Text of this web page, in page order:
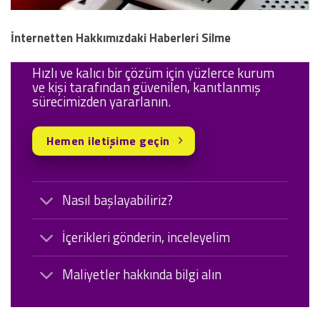
İnternetten Hakkımızdaki Haberleri Silme
Nasıl başlayabiliriz?
İçerikleri gönderin, inceleyelim
Maliyetler hakkında bilgi alın
Hızlı ve kalıcı bir çözüm için yüzlerce kurum
ve kişi tarafından güvenilen, kanıtlanmış
sürecimizden yararlanın.
Hemen iletişime geçin